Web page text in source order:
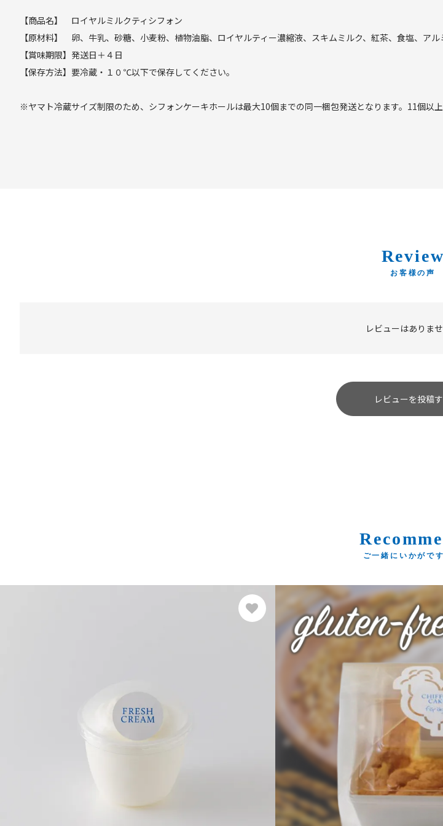
【商品名】 ロイヤルミルクティシフォン
【原材料】 卵、牛乳、砂糖、小麦粉、植物油脂、ロイヤルティー濃縮液、スキムミルク、紅茶、食塩、ア
【賞味期限】発送日＋４日
【保存方法】要冷蔵・１０℃以下で保存してください。
※ヤマト冷蔵サイズ制限のため、シフォンケーキホールは最大10個までの同一梱包発送となります。11個以
Review
レビューはありませ
レビューを投稿